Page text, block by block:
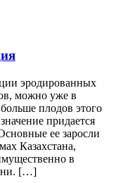
эродированных
можно уже в
плодов этого
придается
ее заросли
Казахстана,
в
[…]